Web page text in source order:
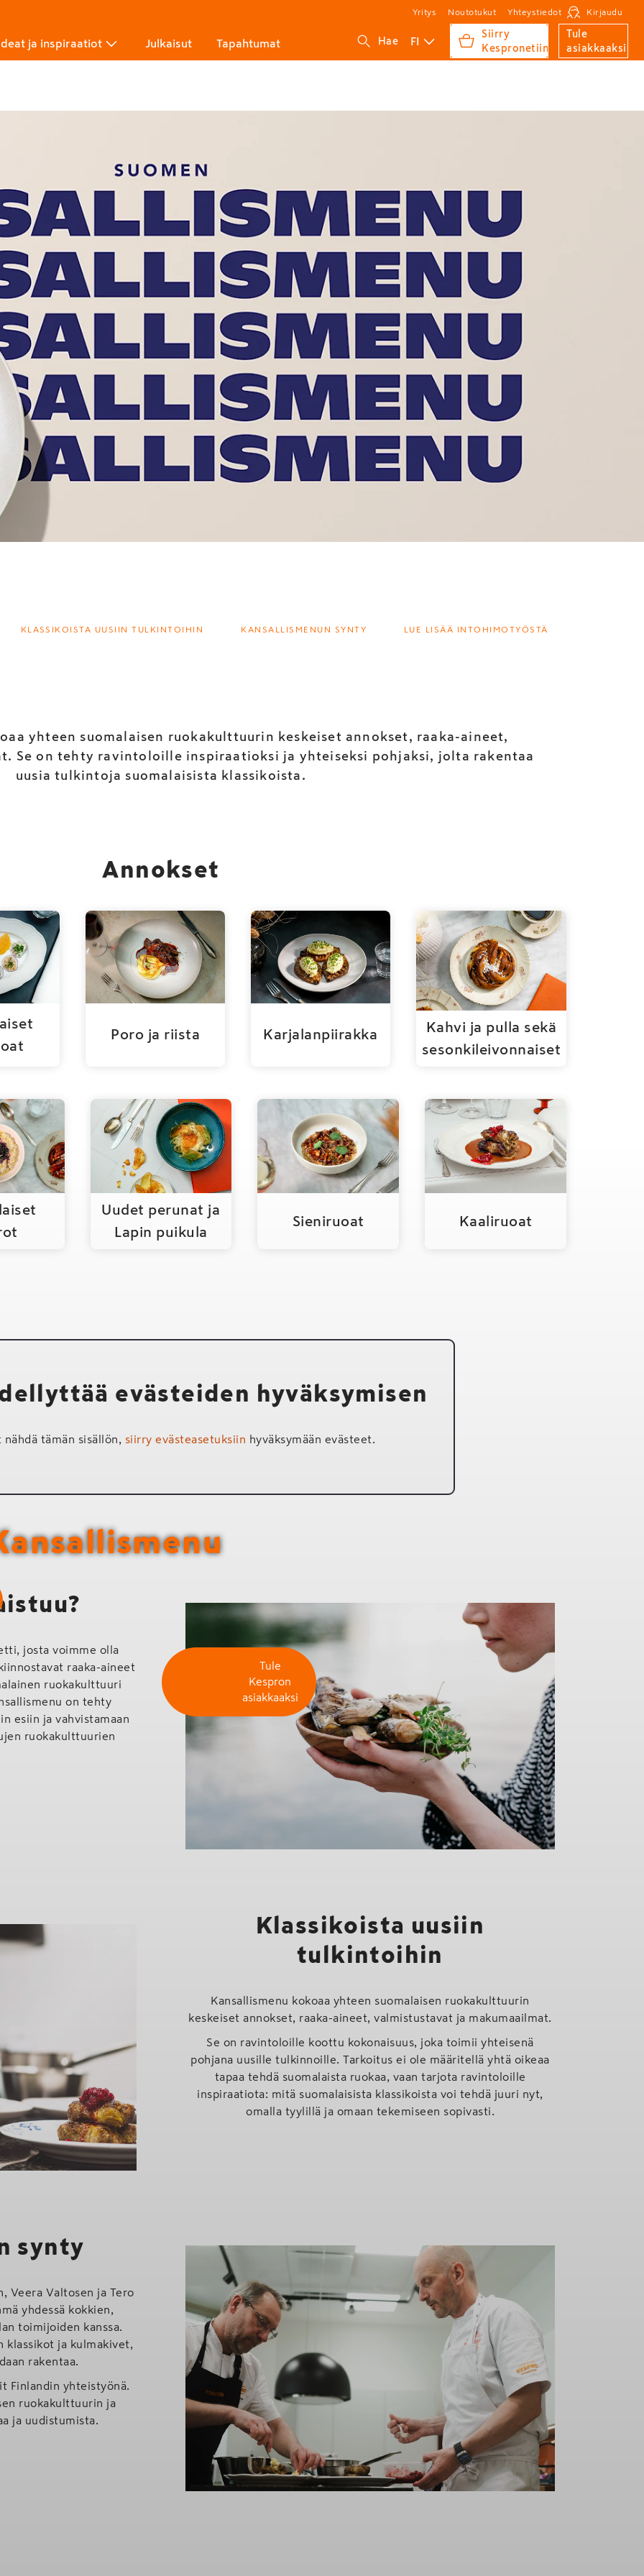
Yritys Noutotukut Yhteystiedot Kirjaudu
ja inspiraatiot Julkaisut Tapahtumat Hae FI
Siirry
Kespronetiin
Tule
asiakkaaksi
Tule
Kespron
asiakkaaksi
KLASSIKOISTA UUSIIN TULKINTOIHIN KANSALLISMENUN SYNTY LUE LISÄÄ INTOHIMOTYÖSTÄ
yhteen suomalaisen ruokakulttuurin keskeiset annokset, raaka-aineet,
Se on tehty ravintoloille inspiraatioksi ja yhteiseksi pohjaksi, jolta rakentaa
uusia tulkintoja suomalaisista klassikoista.
Annokset
Poro ja riista Karjalanpiirakka
Kahvi ja pulla sekä
sesonkileivonnaiset
Uudet perunat ja
Lapin puikula
Sieniruoat Kaaliruoat
evästeiden hyväksymisen
nähdä tämän sisällön, siirry evästeasetuksiin hyväksymään evästeet.
josta voimme olla
raaka-aineet
ruokakulttuuri
on tehty
esiin ja vahvistamaan
ruokakulttuurien
Klassikoista uusiin
tulkintoihin
Kansallismenu kokoaa yhteen suomalaisen ruokakulttuurin
keskeiset annokset, raaka-aineet, valmistustavat ja makumaailmat.
Se on ravintoloille koottu kokonaisuus, joka toimii yhteisenä
pohjana uusille tulkinnoille. Tarkoitus ei ole määritellä yhtä oikeaa
tapaa tehdä suomalaista ruokaa, vaan tarjota ravintoloille
inspiraatiota: mitä suomalaisista klassikoista voi tehdä juuri nyt,
omalla tyylillä ja omaan tekemiseen sopivasti.
synty
Veera Valtosen ja Tero
yhdessä kokkien,
toimijoiden kanssa.
klassikot ja kulmakivet,
rakentaa.
Finlandin yhteistyönä.
ruokakulttuurin ja
ja uudistumista.